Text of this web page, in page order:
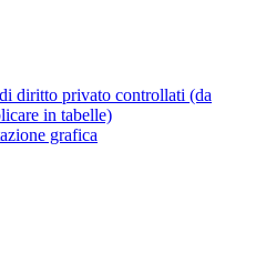
diritto privato controllati (da
in tabelle)
grafica